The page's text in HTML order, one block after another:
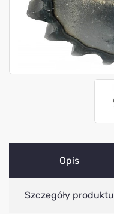
Opis
Szczegóły produktu